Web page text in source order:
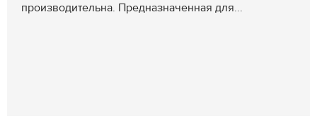
производительна. Предназначенная для...